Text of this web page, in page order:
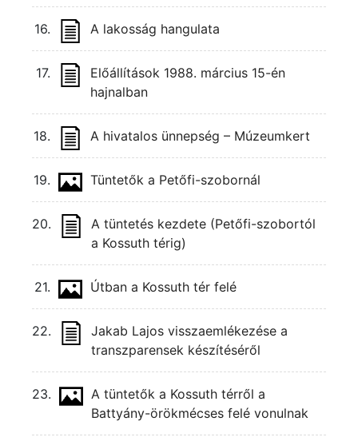
16. A lakosság hangulata
17.
Előállítások 1988. március 15-én
hajnalban
18. A hivatalos ünnepség – Múzeumkert
19. Tüntetők a Petőfi-szobornál
20.
A tüntetés kezdete (Petőfi-szobortól
a Kossuth térig)
21. Útban a Kossuth tér felé
22.
Jakab Lajos visszaemlékezése a
transzparensek készítéséről
23.
A tüntetők a Kossuth térről a
Battyány-örökmécses felé vonulnak